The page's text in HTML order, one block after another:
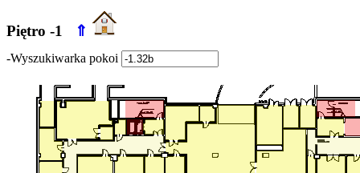
Piętro -1 ⇑
-Wyszukiwarka pokoi